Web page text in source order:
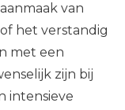
van
het verstandig
met een
zijn bij
intensieve